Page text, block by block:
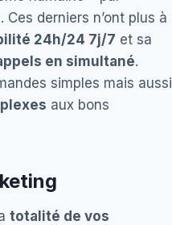
derniers n’ont plus à
24h/24 7j/7 et sa
en simultané.
simples mais aussi
aux bons
totalité de vos